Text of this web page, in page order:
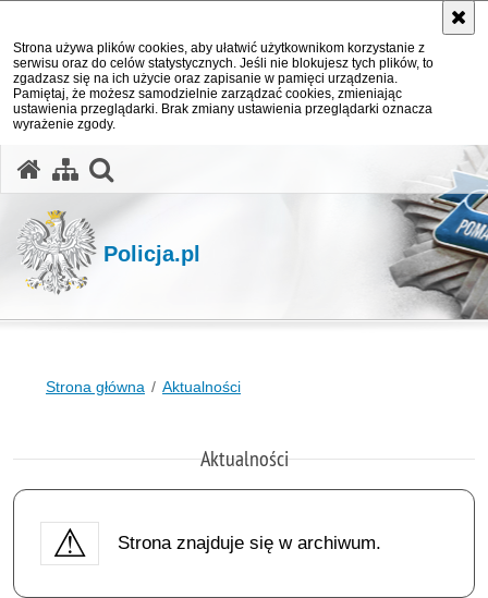
Strona używa plików cookies, aby ułatwić użytkownikom korzystanie z
serwisu oraz do celów statystycznych. Jeśli nie blokujesz tych plików, to
zgadzasz się na ich użycie oraz zapisanie w pamięci urządzenia.
Pamiętaj, że możesz samodzielnie zarządzać cookies, zmieniając
ustawienia przeglądarki. Brak zmiany ustawienia przeglądarki oznacza
wyrażenie zgody.
Policja.pl
Strona główna Aktualności
Aktualności
Strona znajduje się w archiwum.